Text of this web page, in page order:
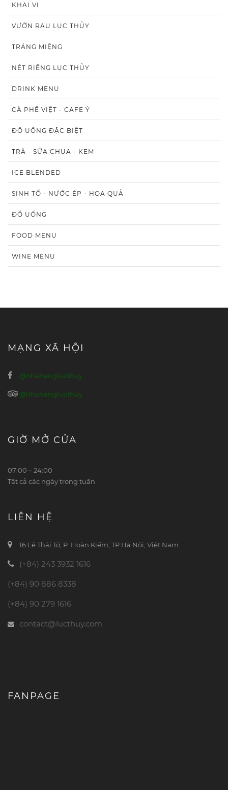
KHAI VỊ
VƯỜN RAU LỤC THỦY
TRÁNG MIỆNG
NÉT RIÊNG LỤC THỦY
DRINK MENU
CÀ PHÊ VIỆT - CAFE Ý
ĐỒ UỐNG ĐẶC BIỆT
TRÀ - SỮA CHUA - KEM
ICE BLENDED
SINH TỐ - NƯỚC ÉP - HOA QUẢ
ĐỒ UỐNG
FOOD MENU
WINE MENU
MẠNG XÃ HỘI
@nhahanglucthuy
@nhahanglucthuy
GIỜ MỞ CỬA
07:00 – 24:00
Tất cả các ngày trong tuần
LIÊN HỆ
16 Lê Thái Tổ, P. Hoàn Kiếm, TP Hà Nội, Việt Nam
(+84) 243 3932 1616
(+84) 90 886 8338
(+84) 90 279 1616
contact@lucthuy.com
FANPAGE